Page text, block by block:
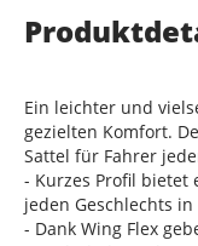
Ein leichter und
gezielten Komfort.
Sattel für Fahrer
- Kurzes Profil bietet
jeden Geschlechts
- Dank Wing Flex